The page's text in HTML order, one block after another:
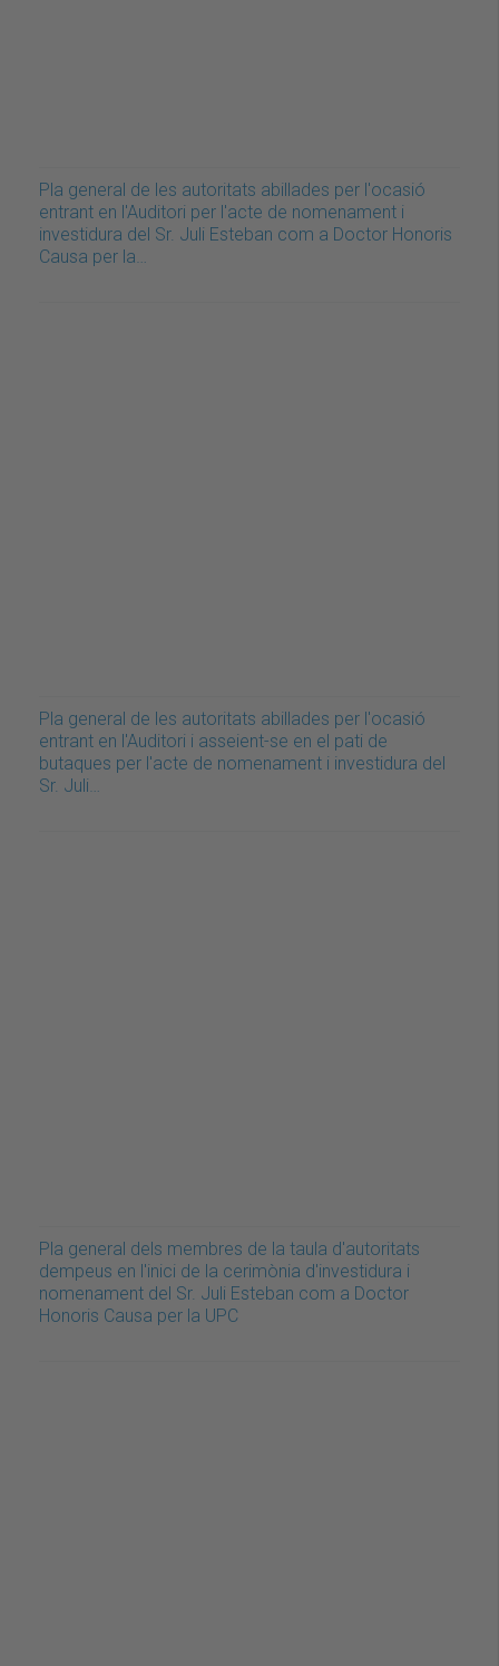
Pla general de les autoritats abillades per l'ocasió
entrant en l'Auditori per l'acte de nomenament i
investidura del Sr. Juli Esteban com a Doctor Honoris
Causa per la…
Pla general de les autoritats abillades per l'ocasió
entrant en l'Auditori i asseient-se en el pati de
butaques per l'acte de nomenament i investidura del
Sr. Juli…
Pla general dels membres de la taula d'autoritats
dempeus en l'inici de la cerimònia d'investidura i
nomenament del Sr. Juli Esteban com a Doctor
Honoris Causa per la UPC